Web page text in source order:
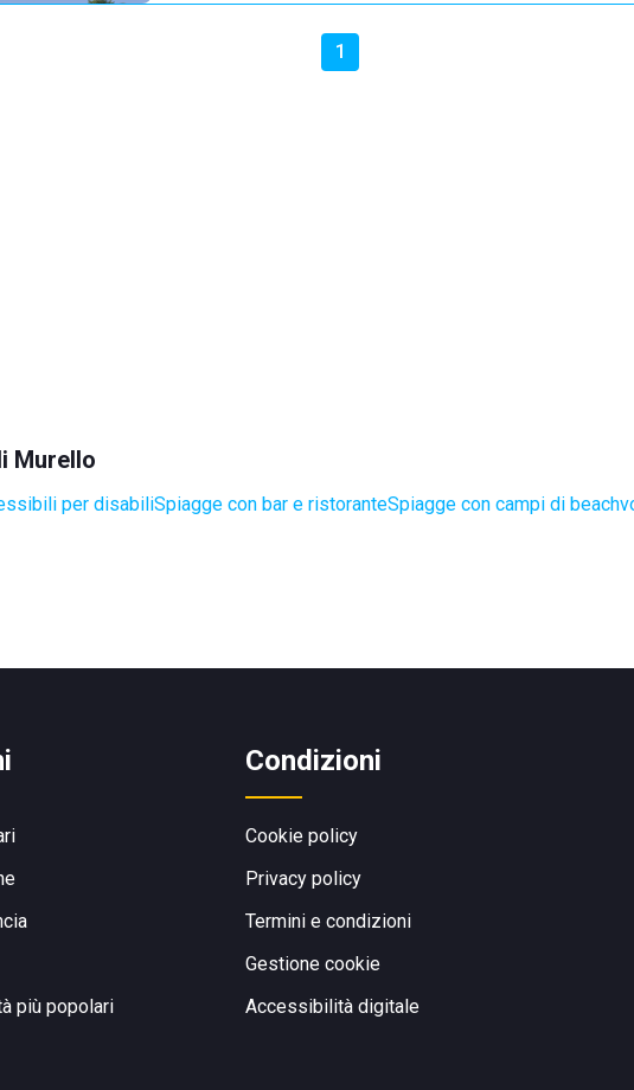
1
Murello
per disabiliSpiagge con bar e ristoranteSpiagge con campi di
più popolari
Condizioni
Cookie policy
Privacy policy
Termini e condizioni
Gestione cookie
Accessibilità digitale